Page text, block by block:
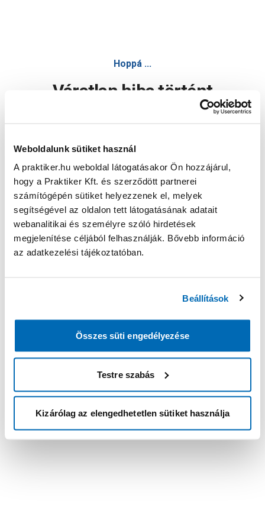
Weboldalunk sütiket használ
A praktiker.hu weboldal látogatásakor Ön hozzájárul,
hogy a Praktiker Kft. és szerződött partnerei
számítógépén sütiket helyezzenek el, melyek
segítségével az oldalon tett látogatásának adatait
webanalitikai és személyre szóló hirdetések
megjelenítése céljából felhasználják. Bővebb információ
az adatkezelési tájékoztatóban.
Beállítások
Összes süti engedélyezése
Testre szabás
Kizárólag az elengedhetetlen sütiket használja
Hoppá ...
Váratlan hiba történt
Oldal újratöltése